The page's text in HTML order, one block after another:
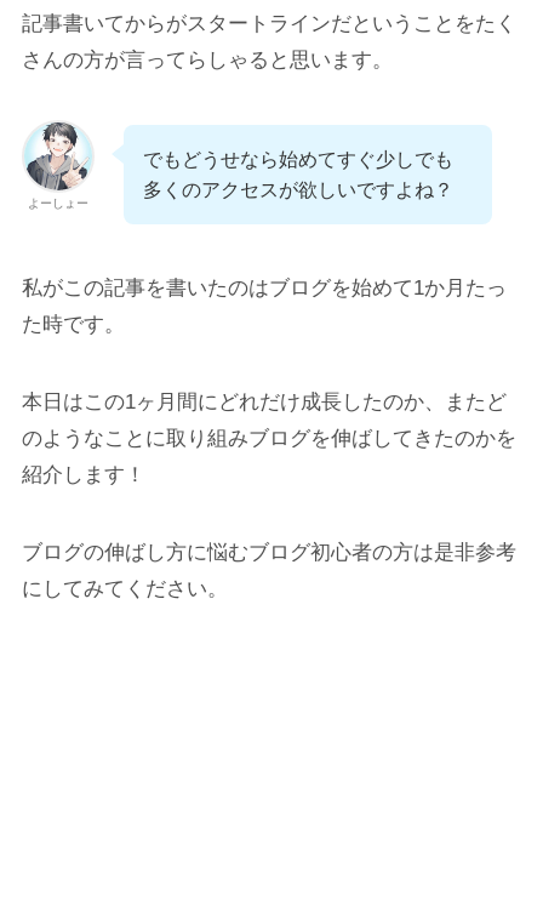
記事書いてからがスタートラインだということをたく
さんの方が言ってらしゃると思います。
よーしょー
でもどうせなら始めてすぐ少しでも
多くのアクセスが欲しいですよね？
私がこの記事を書いたのはブログを始めて1か月たっ
た時です。
本日はこの1ヶ月間にどれだけ成長したのか、またど
のようなことに取り組みブログを伸ばしてきたのかを
紹介します！
ブログの伸ばし方に悩むブログ初心者の方は是非参考
にしてみてください。